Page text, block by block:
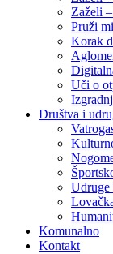
Zaželi
Pruži
Korak
Uči o
Društva i
Udruge
Komunalno
Kontakt